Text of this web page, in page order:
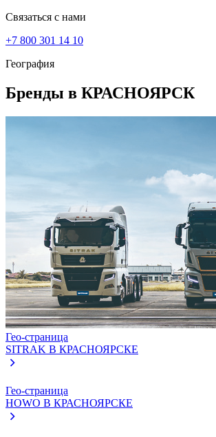
Связаться с нами
+7 800 301 14 10
География
Бренды в КРАСНОЯРСК
Гео-страница
SITRAK В КРАСНОЯРСКЕ
Гео-страница
HOWO В КРАСНОЯРСКЕ